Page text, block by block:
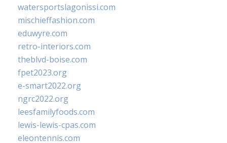
watersportslagonissi.com
mischieffashion.com
eduwyre.com
retro-interiors.com
theblvd-boise.com
fpet2023.org
e-smart2022.org
ngrc2022.org
leesfamilyfoods.com
lewis-lewis-cpas.com
eleontennis.com